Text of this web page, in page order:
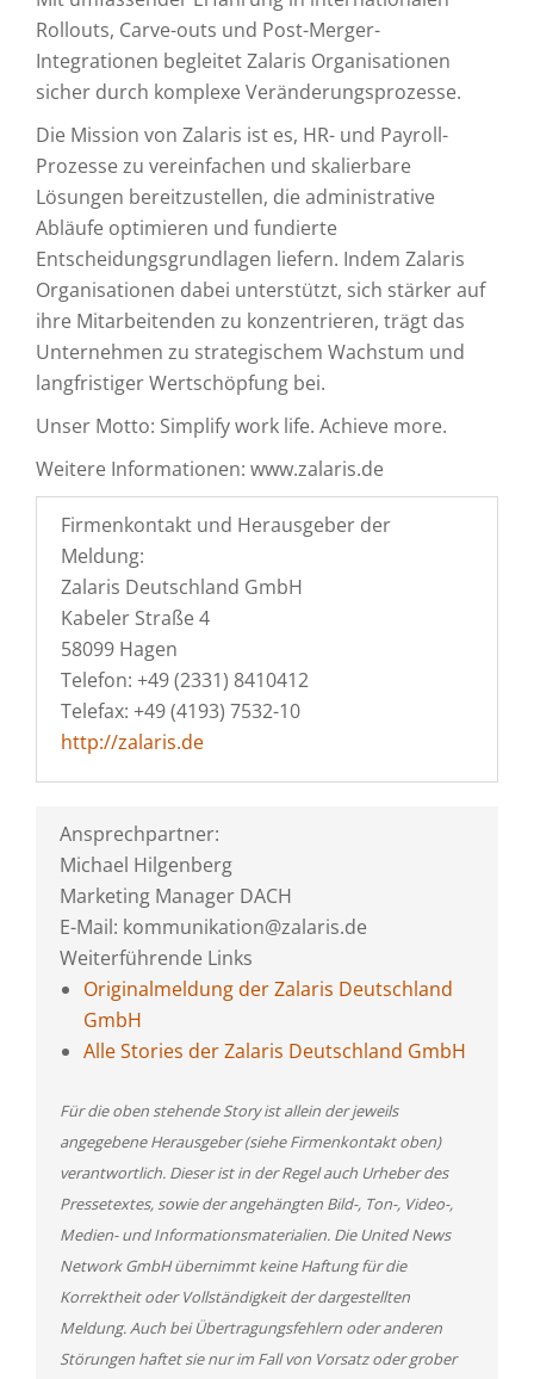
Rollouts, Carve-outs und Post-Merger-
Integrationen begleitet Zalaris Organisationen
sicher durch komplexe Veränderungsprozesse.
Die Mission von Zalaris ist es, HR- und Payroll-
Prozesse zu vereinfachen und skalierbare
Lösungen bereitzustellen, die administrative
Abläufe optimieren und fundierte
Entscheidungsgrundlagen liefern. Indem Zalaris
Organisationen dabei unterstützt, sich stärker auf
ihre Mitarbeitenden zu konzentrieren, trägt das
Unternehmen zu strategischem Wachstum und
langfristiger Wertschöpfung bei.
Unser Motto: Simplify work life. Achieve more.
Weitere Informationen: www.zalaris.de
Firmenkontakt und Herausgeber der
Meldung:
Zalaris Deutschland GmbH
Kabeler Straße 4
58099 Hagen
Telefon: +49 (2331) 8410412
Telefax: +49 (4193) 7532-10
http://zalaris.de
Ansprechpartner:
Michael Hilgenberg
Marketing Manager DACH
E-Mail: kommunikation@zalaris.de
Weiterführende Links
Originalmeldung der Zalaris Deutschland
GmbH
Alle Stories der Zalaris Deutschland GmbH
Für die oben stehende Story ist allein der jeweils
angegebene Herausgeber (siehe Firmenkontakt oben)
verantwortlich. Dieser ist in der Regel auch Urheber des
Pressetextes, sowie der angehängten Bild-, Ton-, Video-,
Medien- und Informationsmaterialien. Die United News
Network GmbH übernimmt keine Haftung für die
Korrektheit oder Vollständigkeit der dargestellten
Meldung. Auch bei Übertragungsfehlern oder anderen
Störungen haftet sie nur im Fall von Vorsatz oder grober